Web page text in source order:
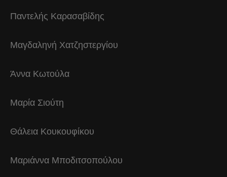
Παντελής Καρασαβίδης
Μαγδαληνή Χατζηστεργίου
Άννα Κωτούλα
Μαρία Σιούτη
Θάλεια Κουκουφίκου
Μαριάννα Μποδιτσοπούλου